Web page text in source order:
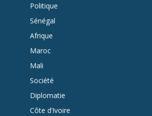
Politique
Sénégal
Afrique
Maroc
Mali
Société
Diplomatie
Côte d’Ivoire